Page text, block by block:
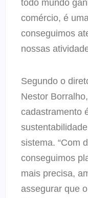
todo mundo
comércio, é
conseguimos
nossas
Segundo o
Nestor
cadastramento
sistema. “Com
conseguimos
mais precisa,
assegurar que